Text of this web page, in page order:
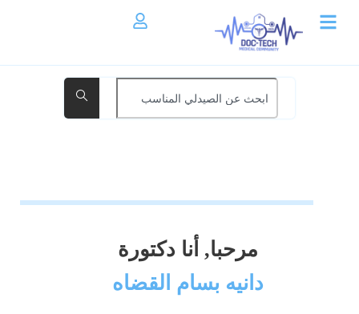
مرحبا, أنا دكتورة
دانيه بسام القضاه